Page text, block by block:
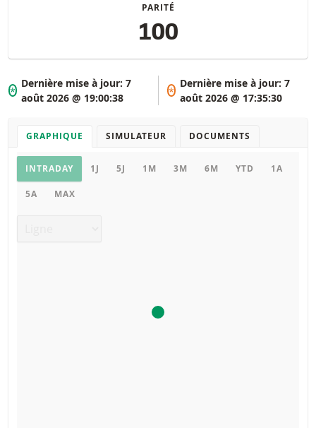
PARITÉ
100
*
Dernière mise à jour:7
août 2026 @ 19:00:38
*
Dernière mise à jour: 7
août 2026 @ 17:35:30
GRAPHIQUE SIMULATEUR DOCUMENTS
Graphique
INTRADAY 1J 5J 1M 3M 6M YTD 1A
5A MAX